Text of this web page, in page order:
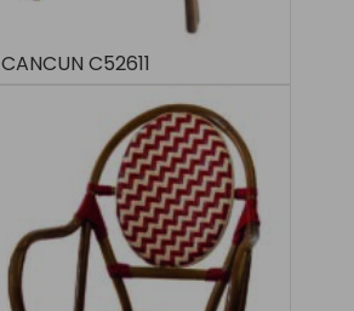
CANCUN C52611